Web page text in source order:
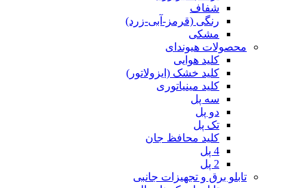
شفاف
رنگی (قرمز-آبی-زرد)
مشکی
محصولات هیوندای
کلید هوایی
کلید خشک (ایزولاتور)
کلید مینیاتوری
سه پل
دو پل
تک پل
کلید محافظ جان
4 پل
2 پل
تابلو برق و تجهیزات جانبی